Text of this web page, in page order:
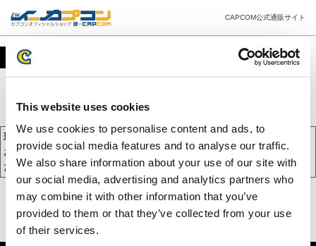
This website uses cookies
We use cookies to personalise content and ads, to
provide social media features and to analyse our traffic.
We also share information about your use of our site with
our social media, advertising and analytics partners who
may combine it with other information that you’ve
provided to them or that they’ve collected from your use
of their services.
CAPCOM公式通販サイト
カート
現在、カートには商品が入っておりません。
お買い物を続けるには下の 「お買い物を続ける」 をクリックしてく
ださい。